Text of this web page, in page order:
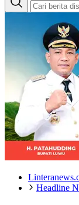
Headline